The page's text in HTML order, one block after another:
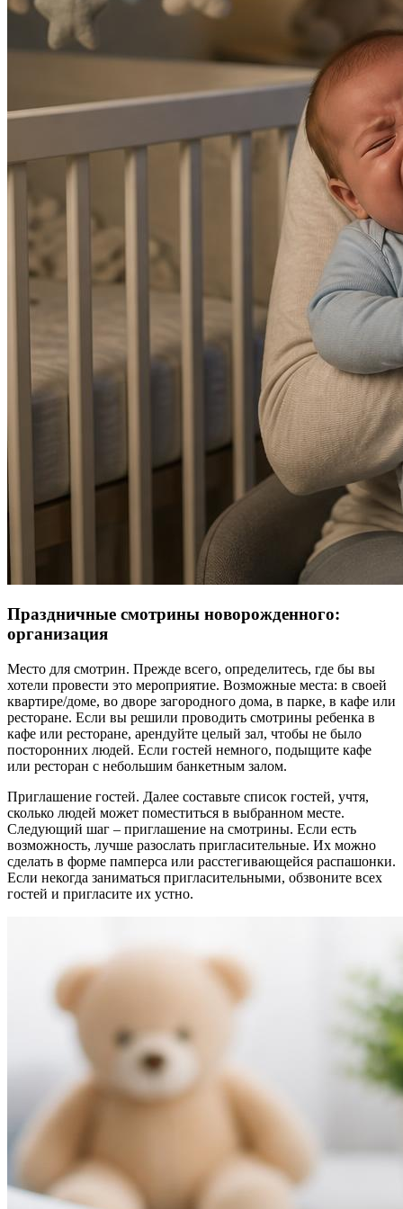
Праздничные смотрины новорожденного:
организация
Место для смотрин. Прежде всего, определитесь, где бы вы
хотели провести это мероприятие. Возможные места: в своей
квартире/доме, во дворе загородного дома, в парке, в кафе или
ресторане. Если вы решили проводить смотрины ребенка в
кафе или ресторане, арендуйте целый зал, чтобы не было
посторонних людей. Если гостей немного, подыщите кафе
или ресторан с небольшим банкетным залом.
Приглашение гостей. Далее составьте список гостей, учтя,
сколько людей может поместиться в выбранном месте.
Следующий шаг – приглашение на смотрины. Если есть
возможность, лучше разослать пригласительные. Их можно
сделать в форме памперса или расстегивающейся распашонки.
Если некогда заниматься пригласительными, обзвоните всех
гостей и пригласите их устно.